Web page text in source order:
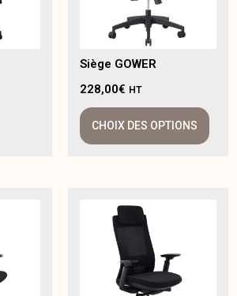
Siège GOWER
228,00€ HT
CHOIX DES OPTIONS